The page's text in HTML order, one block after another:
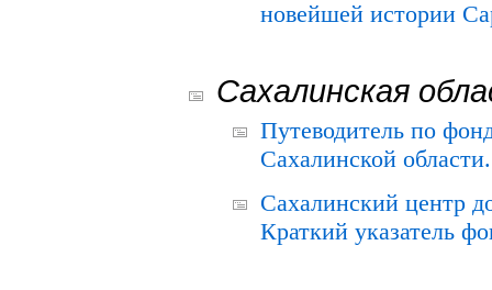
новейшей истории
Сахалинская
Путеводитель по
Сахалинской
Сахалинский центр
Краткий указатель